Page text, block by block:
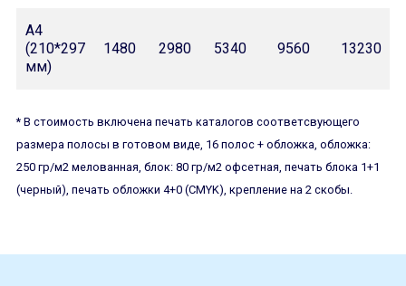
А4
(210*297
мм)
1480 2980 5340 9560 13230
* В стоимость включена печать каталогов соответсвующего
размера полосы в готовом виде, 16 полос + обложка, обложка:
250 гр/м2 мелованная, блок: 80 гр/м2 офсетная, печать блока 1+1
(черный), печать обложки 4+0 (CMYK), крепление на 2 скобы.